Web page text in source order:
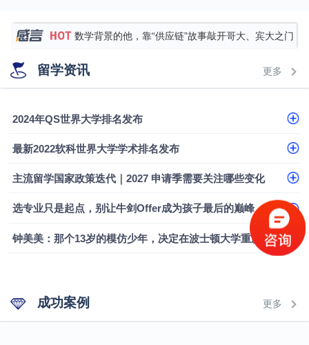
硕士录取
数学背景的他，靠“供应链”故事敲开哥大、宾大之门
专科逆袭伦敦大学学院UCL录取案例解析
香港浸会大学伦理与公共事务硕士录取
留学资讯 更多
2024年QS世界大学排名发布
最新2022软科世界大学学术排名发布
主流留学国家政策迭代｜2027 申请季需要关注哪些变化
选专业只是起点，别让牛剑Offer成为孩子最后的巅峰
钟美美：那个13岁的模仿少年，决定在波士顿大学重新定义自己
成功案例 更多